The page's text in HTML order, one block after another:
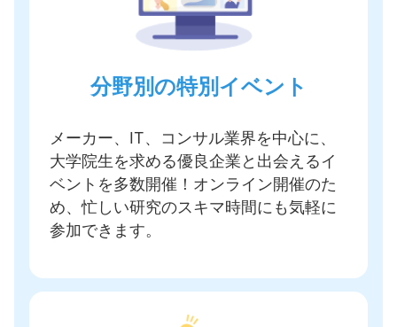
分野別の特別イベント
メーカー、IT、コンサル業界を中心に、
大学院生を求める優良企業と出会えるイ
ベントを多数開催 ！オンライン開催のた
め、忙しい研究のスキマ時間にも気軽に
参加できます。